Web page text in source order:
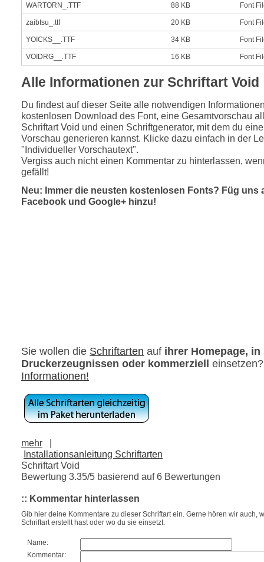
WARTORN_.TTF 88 KB Font
zaibtsu_.ttf 20 KB Font
YOICKS__.TTF 34 KB Font
VOIDRG__.TTF 16 KB Font
Alle Informationen zur Schriftart Void
Du findest auf dieser Seite alle notwendigen
kostenlosen Download des Font, eine Gesamtvorschau
Schriftart Void und einen Schriftgenerator, mit dem du
Vorschau generieren kannst. Klicke dazu einfach in der
"Individueller Vorschautext".
Vergiss auch nicht einen Kommentar zu hinterlassen,
gefällt!
Neu: Immer die neusten kostenlosen Fonts? Füg uns
Facebook und Google+ hinzu!
Sie wollen die Schriftarten auf ihrer Homepage, in
Druckerzeugnissen oder kommerziell
Informationen!
mehr
|
Installationsanleitung Schriftarten
Schriftart Void
Bewertung 3.35/5 basierend auf6 Bewertungen
:: Kommentar hinterlassen
Gib hier deine Kommentare zu dieser Schriftart ein. Gerne hören wir auch,
Schriftart erstellt hast oder wo du sie einsetzt.
Name:
Kommentar: